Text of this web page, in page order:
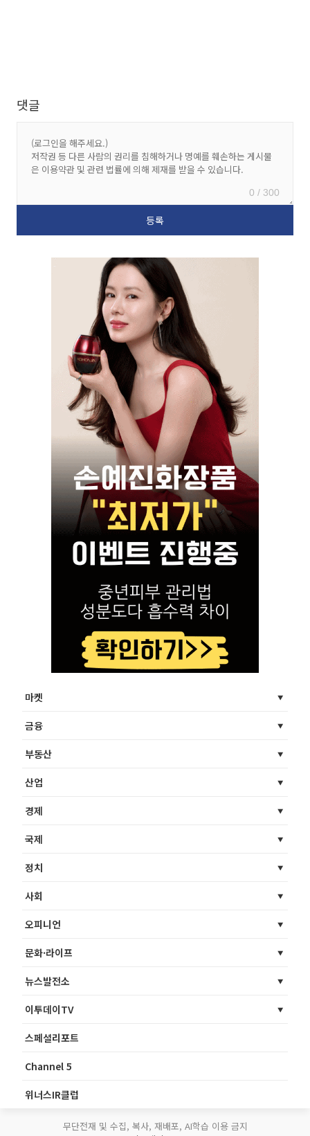
댓글
0 / 300
마켓
금융
부동산
산업
경제
국제
정치
사회
오피니언
문화·라이프
뉴스발전소
이투데이TV
스페셜리포트
Channel 5
위너스IR클럽
무단전재 및 수집, 복사, 재배포, AI학습 이용 금지